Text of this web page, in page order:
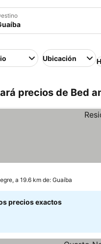
Ubicación
precios de Bed
a 19.6 km de: Guaíba
precios exactos